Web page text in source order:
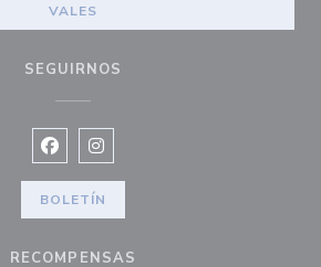
VALES
SEGUIRNOS
Facebook ((abre en una nueva
Instagram ((abre en una
BOLETÍN
RECOMPENSAS